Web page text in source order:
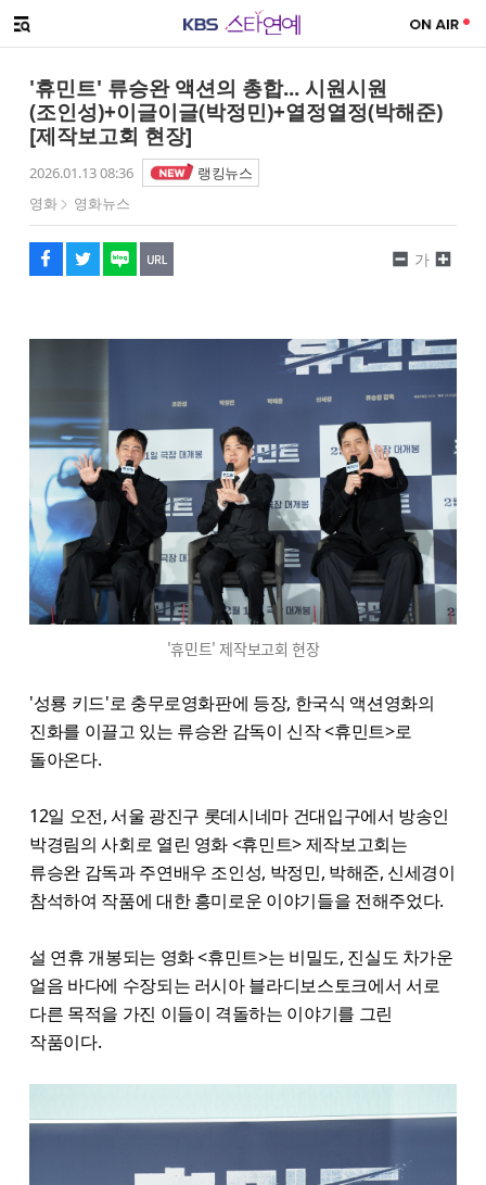
메뉴 열기
'휴민트' 류승완 액션의 총합... 시원시원
(조인성)+이글이글(박정민)+열정열정(박해준)
[제작보고회 현장]
2026.01.13 08:36
랭킹뉴스
영화
영화뉴스
페이스북
트위터
네이버
URL복사
글씨 작게보기
가
글씨 크게보기
'휴민트' 제작보고회 현장
'성룡 키드'로 충무로영화판에 등장, 한국식 액션영화의
진화를 이끌고 있는 류승완 감독이 신작 <휴민트>로
돌아온다.
12일 오전, 서울 광진구 롯데시네마 건대입구에서 방송인
박경림의 사회로 열린 영화 <휴민트> 제작보고회는
류승완 감독과 주연배우 조인성, 박정민, 박해준, 신세경이
참석하여 작품에 대한 흥미로운 이야기들을 전해주었다.
설 연휴 개봉되는 영화 <휴민트>는 비밀도, 진실도 차가운
얼음 바다에 수장되는 러시아 블라디보스토크에서 서로
다른 목적을 가진 이들이 격돌하는 이야기를 그린
작품이다.
해시태그